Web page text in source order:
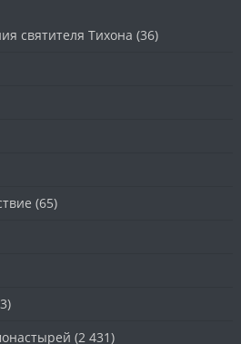
святителя Тихона (36)
(65)
(2 431)